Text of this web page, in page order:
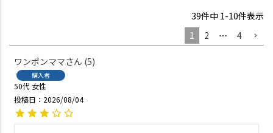
39件中 1-10件表示
1
2 … 4
ワンポンママ 5
購入者
50代 女性
投稿日
2026/08/04